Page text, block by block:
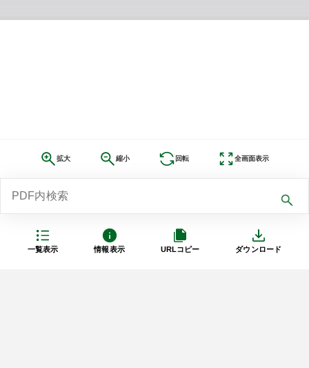
一覧表示 情報表示 URLコピー ダウンロード
拡大 縮小 回転 全画面表示